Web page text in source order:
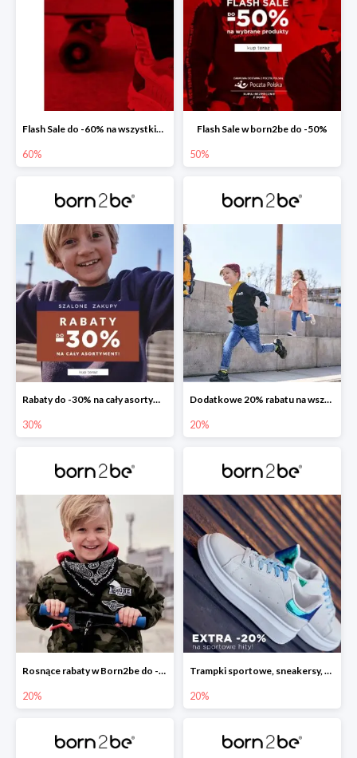
Flash Sale do -60% na wszystkie buty sportowe dziecięce
60%
Flash Sale w born2be do -50%
50%
Rabaty do -30% na cały asortyment
30%
Dodatkowe 20% rabatu na wszystko w Born2be
20%
Rosnące rabaty w Born2be do -20%
20%
Trampki sportowe, sneakersy, tenisówki, creepersy i slip-ony już teraz z rabatem -20%!
20%